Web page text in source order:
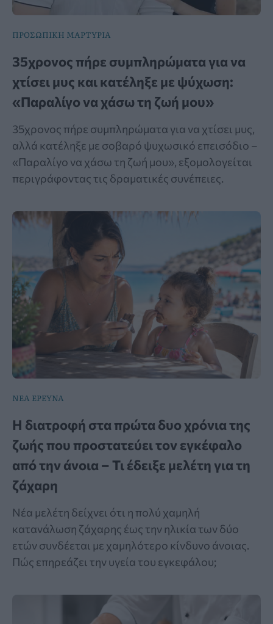
ΠΡΟΣΩΠΙΚΗ ΜΑΡΤΥΡΙΑ
35χρονος πήρε συμπληρώματα για να
χτίσει μυς και κατέληξε με ψύχωση:
«Παραλίγο να χάσω τη ζωή μου»
35χρονος πήρε συμπληρώματα για να χτίσει μυς,
αλλά κατέληξε με σοβαρό ψυχωσικό επεισόδιο –
«Παραλίγο να χάσω τη ζωή μου», εξομολογείται
περιγράφοντας τις δραματικές συνέπειες.
ΝΕΑ ΕΡΕΥΝΑ
Η διατροφή στα πρώτα δυο χρόνια της
ζωής που προστατεύει τον εγκέφαλο
από την άνοια – Τι έδειξε μελέτη για τη
ζάχαρη
Νέα μελέτη δείχνει ότι η πολύ χαμηλή
κατανάλωση ζάχαρης έως την ηλικία των δύο
ετών συνδέεται με χαμηλότερο κίνδυνο άνοιας.
Πώς επηρεάζει την υγεία του εγκεφάλου;